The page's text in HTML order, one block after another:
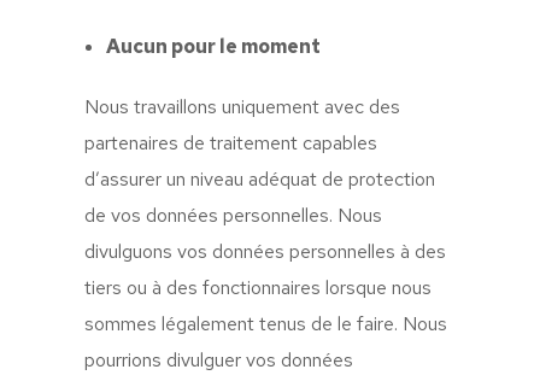
Aucun pour le moment
Nous travaillons uniquement avec des
partenaires de traitement capables
d’assurer un niveau adéquat de protection
de vos données personnelles. Nous
divulguons vos données personnelles à des
tiers ou à des fonctionnaires lorsque nous
sommes légalement tenus de le faire. Nous
pourrions divulguer vos données